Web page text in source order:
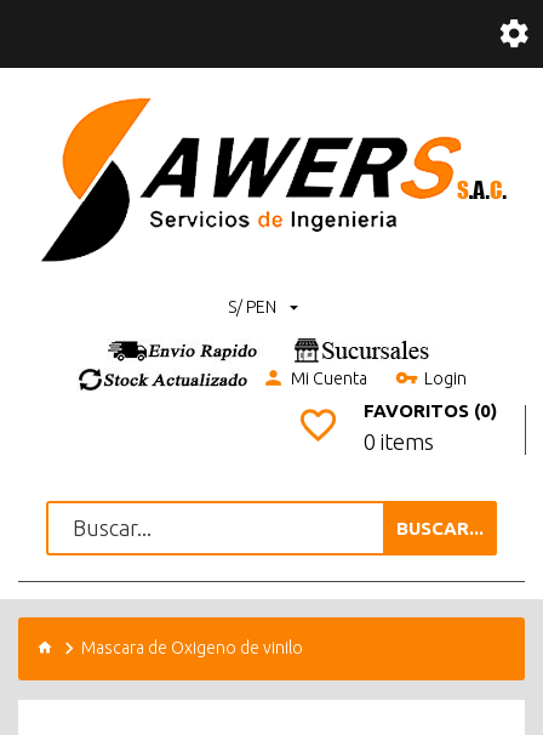
S/ PEN
Mi Cuenta Login
FAVORITOS (0)
0 items
BUSCAR...
Mascara de Oxigeno de vinilo